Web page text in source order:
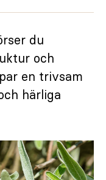
du
och
en trivsam
härliga